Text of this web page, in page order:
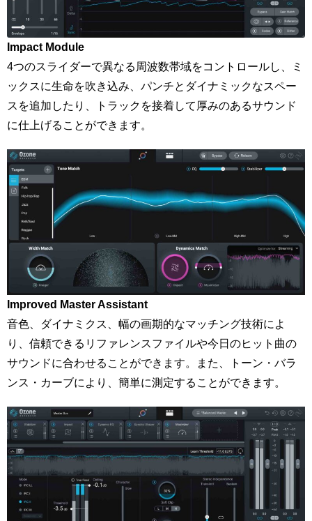
Impact Module
4つのスライダーで異なる周波数帯域をコントロールし、ミ
ックスに生命を吹き込み、パンチとダイナミックなスペー
スを追加したり、トラックを接着して厚みのあるサウンド
に仕上げることができます。
Improved Master Assistant
音色、ダイナミクス、幅の画期的なマッチング技術によ
り、信頼できるリファレンスファイルや今日のヒット曲の
サウンドに合わせることができます。また、トーン・バラ
ンス・カーブにより、簡単に測定することができます。